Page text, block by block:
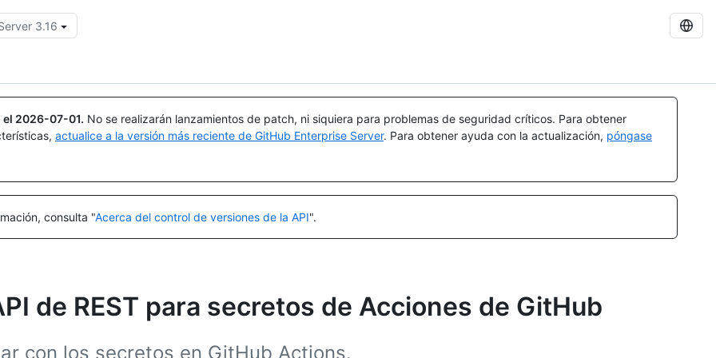
3.16
el 2026-07-01. No se realizarán lanzamientos de patch, ni siquiera para problemas de seguridad críticos. Para obtener
actualice a la versión más reciente de GitHub Enterprise Server. Para obtener ayuda con la actualización, póngase
consulta "Acerca del control de versiones de la API".
de REST para secretos de Acciones de GitHub
con los secretos en GitHub Actions.